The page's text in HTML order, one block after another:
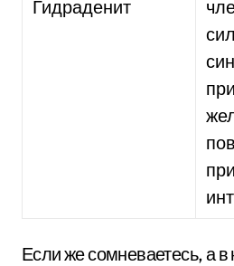
Гидраденит
Если же сомневаетесь, а